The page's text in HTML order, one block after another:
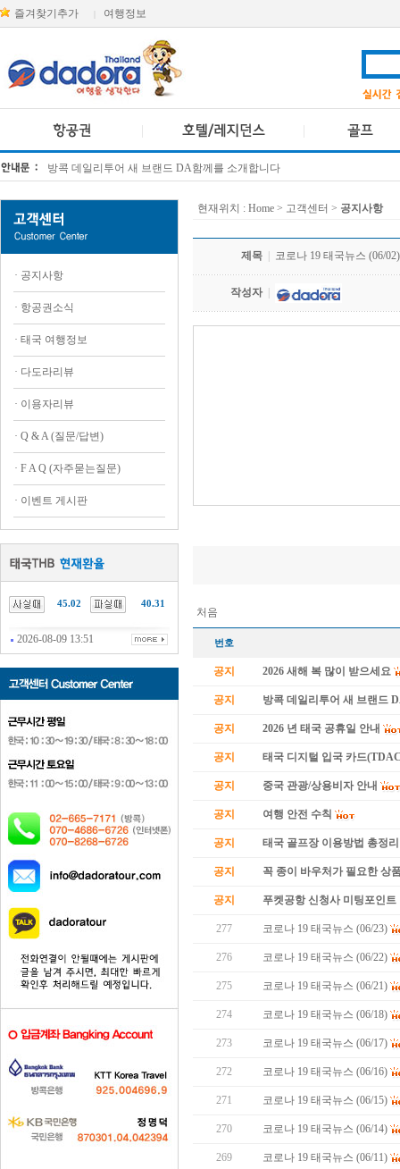
즐겨찾기추가 여행정보
방콕 데일리투어 새 브랜드 DA함께를 소개합니다
· 공지사항
· 항공권소식
· 태국 여행정보
· 다도라리뷰
· 이용자리뷰
· Q & A (질문/답변)
· F A Q (자주묻는질문)
· 이벤트 게시판
45.02 40.31
2026-08-09 13:51
현재위치 : Home > 고객센터 > 공지사항
제목 코로나 19 태국뉴스 (06/02)
작성자
처음
번호
공지 2026 새해 복 많이 받으세요
공지 방콕 데일리투어 새 브랜드
공지 2026 년 태국 공휴일 안내
공지 태국 디지털 입국 카드
공지 중국 관광/상용비자 안내
공지 여행 안전 수칙
공지 태국 골프장 이용방법 총정리
공지 꼭 종이 바우처가 필요한 상
공지 푸켓공항 신청사 미팅포인트
277 코로나 19 태국뉴스 (06/23)
276 코로나 19 태국뉴스 (06/22)
275 코로나 19 태국뉴스 (06/21)
274 코로나 19 태국뉴스 (06/18)
273 코로나 19 태국뉴스 (06/17)
272 코로나 19 태국뉴스 (06/16)
271 코로나 19 태국뉴스 (06/15)
270 코로나 19 태국뉴스 (06/14)
269 코로나 19 태국뉴스 (06/11)